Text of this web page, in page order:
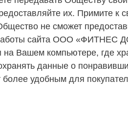
их. Примите к
не сможет
сайта ООО «ФИТНЕС
Вашем компьютере, где
данные о
более удобным для